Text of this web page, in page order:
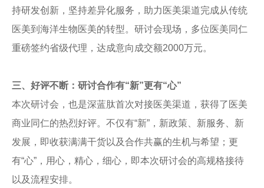
持研发创新，坚持差异化服务，助力医美渠道完成从传统
医美到海洋生物医美的转型。研讨会现场，多位医美同仁
重磅签约省级代理，达成意向成交额2000万元。
三、好评不断：研讨合作有“新”更有“心”
本次研讨会，也是深蓝肽首次对接医美渠道，获得了医美
商业同仁的热烈好评。不仅有“新”，新政策、新服务、新
发展，即收获满满干货以及合作共赢的生机与希望；更
有“心”，用心，精心，细心，即本次研讨会的高规格接待
以及流程安排。